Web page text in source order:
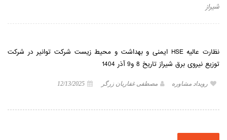
شیراز
نظارت عالیه HSE ایمنی و بهداشت و محیط زیست شرکت توانیر در شرکت
توزیع نیروی برق شیراز تاریخ 8 و9 آذر 1404
مصطفی غفاریان زرگر 12/13/2025 رویداد مشاوره